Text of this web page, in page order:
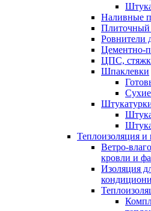
Наливные
Плиточный
Ровнители
Цементно-
ЦПС,
Шпаклевки
Теплоизоляция
Ветро-
кровли и
Изоляция